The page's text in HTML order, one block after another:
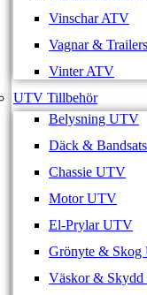
Vinschar ATV
Vagnar &
Vinter ATV
UTV Tillbehör
Belysning UTV
Däck &
Chassie UTV
Motor UTV
El-Prylar UTV
Grönyte &
Väskor &